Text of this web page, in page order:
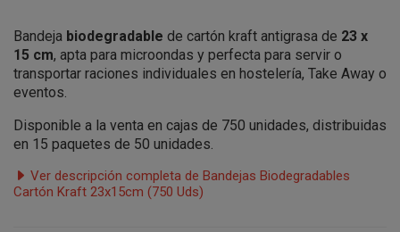
Bandeja biodegradable de cartón kraft antigrasa de 23 x
15 cm, apta para microondas y perfecta para servir o
transportar raciones individuales en hostelería, Take Away o
eventos.
Disponible a la venta en cajas de 750 unidades, distribuidas
en 15 paquetes de 50 unidades.
Ver descripción completa de Bandejas Biodegradables
Cartón Kraft 23x15cm (750 Uds)